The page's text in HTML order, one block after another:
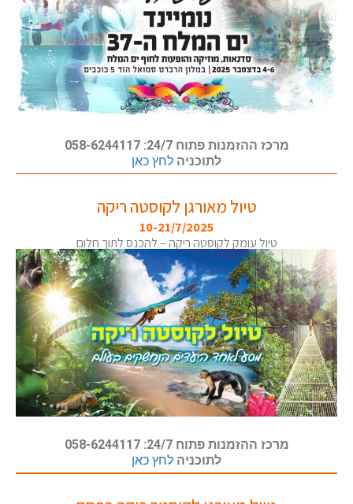
מרכז ההזמנות פתוח 24/7: 058-6244117
לתוכניה לחץ כאן
טיול מאורגן לקוסטה ריקה
10-21/7/2025
טיול עומק לקוסטה ריקה – להכנס לתוך חלום
מרכז ההזמנות פתוח 24/7: 058-6244117
לתוכניה לחץ כאן